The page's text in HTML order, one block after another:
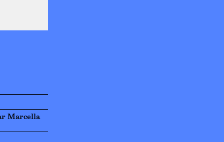
Marcella